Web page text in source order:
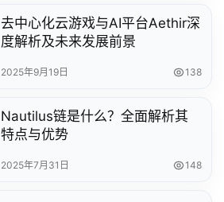
去中心化云游戏与AI平台Aethir深
度解析及未来发展前景
2025年9月19日 138
Nautilus链是什么？全面解析其
特点与优势
2025年7月31日 148